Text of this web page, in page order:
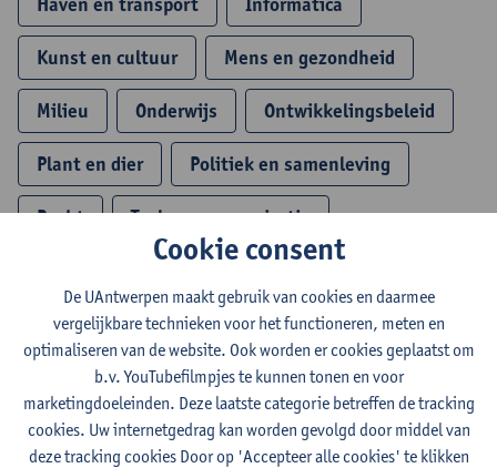
Kunst en cultuur Mens en gezondheid
Milieu Onderwijs Ontwikkelingsbeleid
Plant en dier Politiek en samenleving
Recht Taal en communicatie
Wiskunde en fysica
Toon opleidingen
Cookie consent
De UAntwerpen maakt gebruik van cookies en daarmee
vergelijkbare technieken voor het functioneren, meten en
optimaliseren van de website. Ook worden er cookies geplaatst om
b.v. YouTubefilmpjes te kunnen tonen en voor
marketingdoeleinden. Deze laatste categorie betreffen de tracking
cookies. Uw internetgedrag kan worden gevolgd door middel van
deze tracking cookies Door op 'Accepteer alle cookies' te klikken